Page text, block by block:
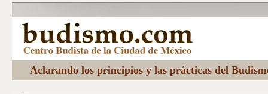
Aclarando los principios y las prácticas del